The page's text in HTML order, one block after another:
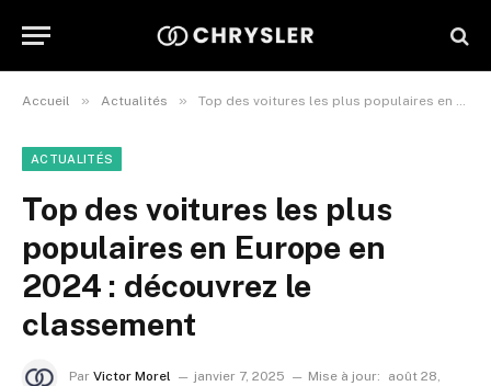
Accueil » Actualités » Top des voitures les plus populaires en Europe en 2024 : découvrez le classement
ACTUALITÉS
Top des voitures les plus
populaires en Europe en
2024 : découvrez le
classement
Par Victor Morel janvier 7, 2025 Mise à jour:
août 28,